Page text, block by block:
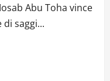
Abu Toha vince
saggi...